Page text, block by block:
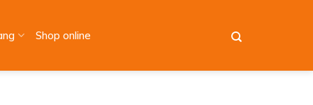
Shop online